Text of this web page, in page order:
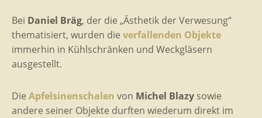
Bei Daniel Bräg, der die „Ästhetik der Verwesung“
thematisiert, wurden die verfallenden Objekte
immerhin in Kühlschränken und Weckgläsern
ausgestellt.
Die Apfelsinenschalen von Michel Blazy sowie
andere seiner Objekte durften wiederum direkt im